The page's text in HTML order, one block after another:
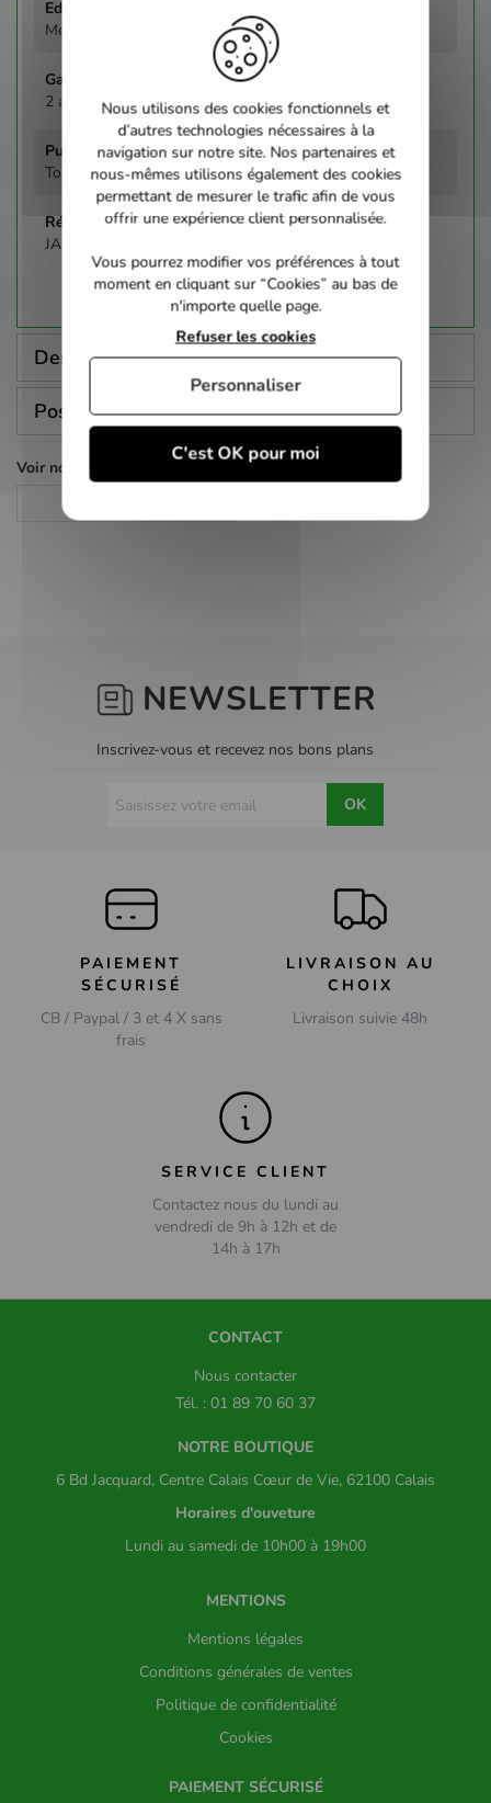
Metropolitan
2 ans
Tous publics
JACKSON PETER
Description
Poser une question
Voir nos autres pages :
NEWSLETTER
Inscrivez-vous et recevez nos bons plans
OK
PAIEMENT
SÉCURISÉ
CB / Paypal / 3 et 4 X sans
frais
LIVRAISON AU
CHOIX
Livraison suivie 48h
SERVICE CLIENT
Contactez nous du lundi au
vendredi de 9h à 12h et de
14h à 17h
CONTACT
Nous contacter
Tél. : 01 89 70 60 37
NOTRE BOUTIQUE
6 Bd Jacquard, Centre Calais Cœur de Vie, 62100 Calais
Horaires d'ouveture
Lundi au samedi de 10h00 à 19h00
MENTIONS
Mentions légales
Conditions générales de ventes
Politique de confidentialité
Cookies
PAIEMENT SÉCURISÉ
Nous utilisons des cookies fonctionnels et
d’autres technologies nécessaires à la
navigation sur notre site. Nos partenaires et
nous-mêmes utilisons également des cookies
permettant de mesurer le trafic afin de vous
offrir une expérience client personnalisée.
Vous pourrez modifier vos préférences à tout
moment en cliquant sur “Cookies” au bas de
n'importe quelle page.
C'est OK pour moi
Refuser les cookies
Personnaliser